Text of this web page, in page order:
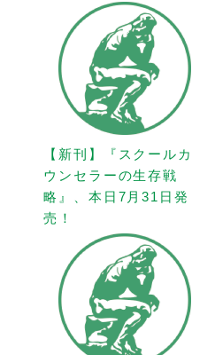
【新刊】『スクールカ
ウンセラーの生存戦
略』、本日7月31日発
売！